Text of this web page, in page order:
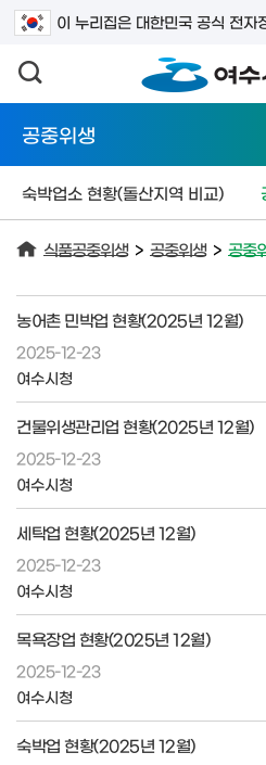
이 누리집은 대한민국 공식 전자
검색어를 입력하세요
공중위생
숙박업소 현황(돌산지역 비교)
식품공중위생 > 공중위생 > 공중
농어촌 민박업 현황(2025년 12월)
2025-12-23
여수시청
건물위생관리업 현황(2025년 12월)
2025-12-23
여수시청
세탁업 현황(2025년 12월)
2025-12-23
여수시청
목욕장업 현황(2025년 12월)
2025-12-23
여수시청
숙박업 현황(2025년 12월)